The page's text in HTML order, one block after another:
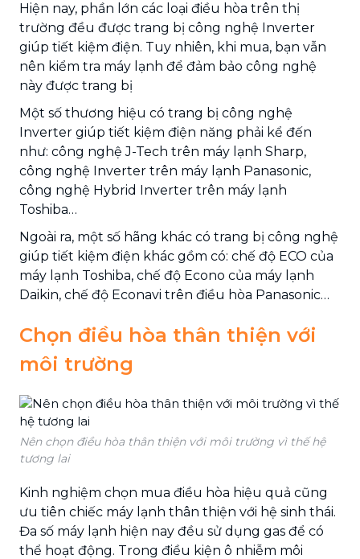
Hiện nay, phần lớn các loại điều hòa trên thị
trường đều được trang bị công nghệ Inverter
giúp tiết kiệm điện. Tuy nhiên, khi mua, bạn vẫn
nên kiểm tra máy lạnh để đảm bảo công nghệ
này được trang bị
Một số thương hiệu có trang bị công nghệ
Inverter giúp tiết kiệm điện năng phải kể đến
như: công nghệ J-Tech trên máy lạnh Sharp,
công nghệ Inverter trên máy lạnh Panasonic,
công nghệ Hybrid Inverter trên máy lạnh
Toshiba…
Ngoài ra, một số hãng khác có trang bị công nghệ
giúp tiết kiệm điện khác gồm có: chế độ ECO của
máy lạnh Toshiba, chế độ Econo của máy lạnh
Daikin, chế độ Econavi trên điều hòa Panasonic…
Chọn điều hòa thân thiện với
môi trường
Nên chọn điều hòa thân thiện với môi trường vì thế hệ
tương lai
Kinh nghiệm chọn mua điều hòa hiệu quả cũng
ưu tiên chiếc máy lạnh thân thiện với hệ sinh thái.
Đa số máy lạnh hiện nay đều sử dụng gas để có
thể hoạt động. Trong điều kiện ô nhiễm môi